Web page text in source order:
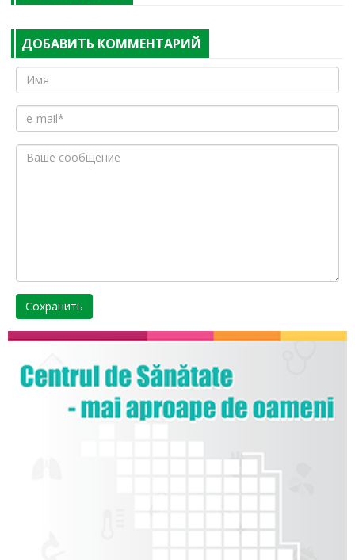
ДОБАВИТЬ КОММЕНТАРИЙ
Сохранить